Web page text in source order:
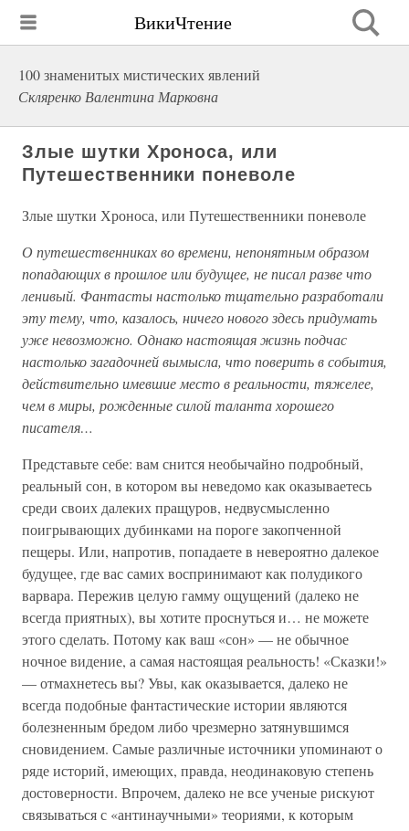
ВикиЧтение
100 знаменитых мистических явлений
Скляренко Валентина Марковна
Злые шутки Хроноса, или
Путешественники поневоле
Злые шутки Хроноса, или Путешественники поневоле
О путешественниках во времени, непонятным образом
попадающих в прошлое или будущее, не писал разве что
ленивый. Фантасты настолько тщательно разработали
эту тему, что, казалось, ничего нового здесь придумать
уже невозможно. Однако настоящая жизнь подчас
настолько загадочней вымысла, что поверить в события,
действительно имевшие место в реальности, тяжелее,
чем в миры, рожденные силой таланта хорошего
писателя…
Представьте себе: вам снится необычайно подробный,
реальный сон, в котором вы неведомо как оказываетесь
среди своих далеких пращуров, недвусмысленно
поигрывающих дубинками на пороге закопченной
пещеры. Или, напротив, попадаете в невероятно далекое
будущее, где вас самих воспринимают как полудикого
варвара. Пережив целую гамму ощущений (далеко не
всегда приятных), вы хотите проснуться и… не можете
этого сделать. Потому как ваш «сон» — не обычное
ночное видение, а самая настоящая реальность! «Сказки!»
— отмахнетесь вы? Увы, как оказывается, далеко не
всегда подобные фантастические истории являются
болезненным бредом либо чрезмерно затянувшимся
сновидением. Самые различные источники упоминают о
ряде историй, имеющих, правда, неодинаковую степень
достоверности. Впрочем, далеко не все ученые рискуют
связываться с «антинаучными» теориями, к которым